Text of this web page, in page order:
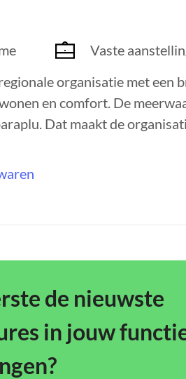
Vaste
organisatie met een
en comfort. De
Dat maakt de
de nieuwste
in jouw